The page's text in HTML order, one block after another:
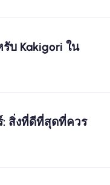
บ Kakigori ใน
: สิ่งที่ดีที่สุดที่ควร